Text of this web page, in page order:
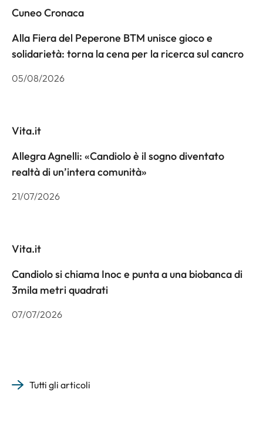
Cuneo Cronaca
Alla Fiera del Peperone BTM unisce gioco e
solidarietà: torna la cena per la ricerca sul cancro
05/08/2026
Vita.it
Allegra Agnelli: «Candiolo è il sogno diventato
realtà di un’intera comunità»
21/07/2026
Vita.it
Candiolo si chiama Inoc e punta a una biobanca di
3mila metri quadrati
07/07/2026
Tutti gli articoli